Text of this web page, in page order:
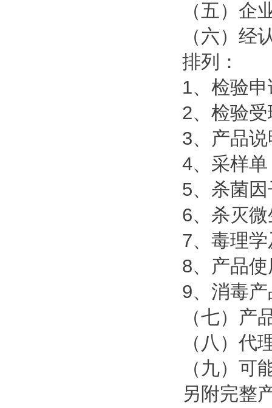
（五）企
（六）
排列：
1、检验
2、检验
3、产品
4、采样单
5、杀菌
6、杀灭
7、毒理
8、产品
9、消毒
（七）产
（八）代
（九）可
另附完整